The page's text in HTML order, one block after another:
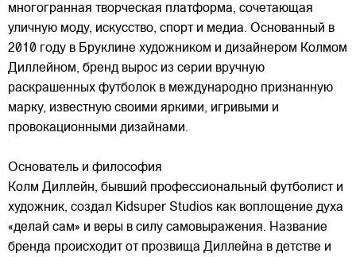
многогранная творческая платформа, сочетающая
уличную моду, искусство, спорт и медиа. Основанный в
2010 году в Бруклине художником и дизайнером Колмом
Диллейном, бренд вырос из серии вручную
раскрашенных футболок в международно признанную
марку, известную своими яркими, игривыми и
провокационными дизайнами.
Основатель и философия
Колм Диллейн, бывший профессиональный футболист и
художник, создал Kidsuper Studios как воплощение духа
«делай сам» и веры в силу самовыражения. Название
бренда происходит от прозвища Диллейна в детстве и